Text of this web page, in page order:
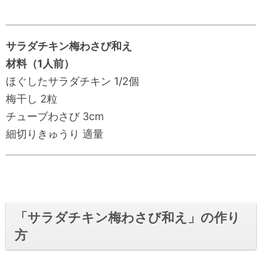
サラダチキン梅わさび和え
材料（1人前）
ほぐしたサラダチキン 1/2個
梅干し 2粒
チューブわさび 3cm
細切りきゅうり 適量
「サラダチキン梅わさび和え」の作り
方